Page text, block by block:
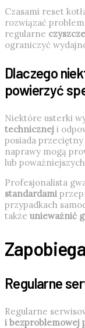
Czasami reset
rozwiązać
regularne
ograniczyć
Dlaczego
powierzyć
Niektóre usterki
technicznej i
posiada
naprawy mogą
lub
Profesjonalista
standardami
przypadkach
także unieważnić
Regularne
Regularne
i bezproblemowej